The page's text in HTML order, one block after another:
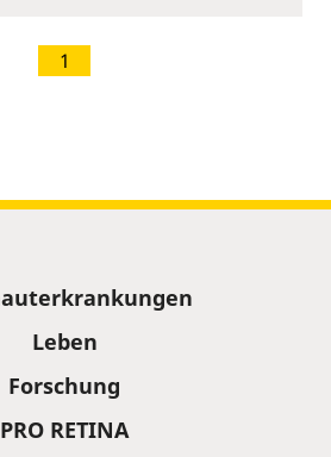
1
Leben
Forschung
PRO RETINA